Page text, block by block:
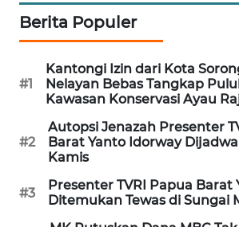
Berita Populer
#1
Kantongi Izin dari Kota
Nelayan Bebas Tangkap
Kawasan Konservasi Ayau
#2
Autopsi Jenazah Presenter
Barat Yanto Idorway
Kamis
#3
Presenter TVRI Papua Barat
Ditemukan Tewas di Sungai
LAPAK
WAHANA
Wahana
KONSUMEN
LISTRIK
MASYARAKAT